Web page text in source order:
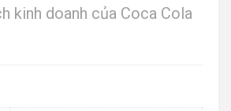
kinh doanh của Coca Cola